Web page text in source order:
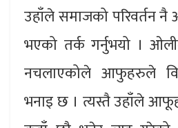
उहाँले समाजको परिवर्तन
भएको तर्क गर्नुभयो ।
नचलाएकोले आफुहरुले
भनाइ छ । त्यस्तै उहाँले